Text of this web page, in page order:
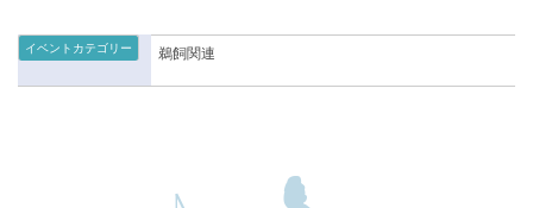
イベントカテゴリー 鵜飼関連